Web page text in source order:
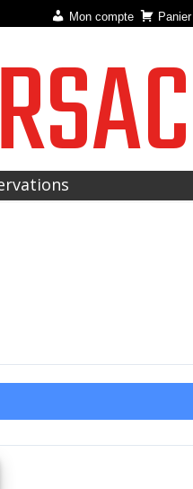
Mon compte Panier